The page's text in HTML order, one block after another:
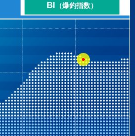
BI （爆釣指数）